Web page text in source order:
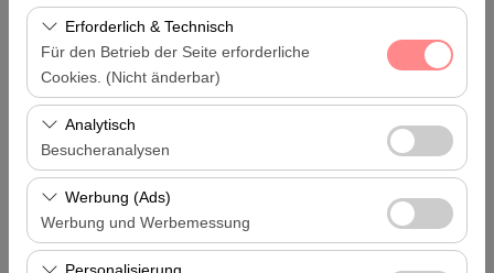
Erforderlich & Technisch
Für den Betrieb der Seite erforderliche
Cookies. (Nicht änderbar)
Diese Cookies sind für das ordnungsgemäße
Funktionieren der Website, die Sicherheit, die
Sitzungsverwaltung und grundlegende Funktionen
erforderlich. Sie können nicht deaktiviert werden.
Analytisch
Besucheranalysen
Diese Cookies ermöglichen es uns, zu analysieren, wie
unsere Website genutzt wird (Besucherzahl,
meistbesuchte Seiten, Nutzerverhalten). Diese Daten
werden verwendet, um die Leistung der Website zu
Werbung (Ads)
Werbung und Werbemessung
Diese Cookies ermöglichen es uns, Ihnen auf Ihre
Abholstation
Antalya Flughafen (AYT)
Eine andere Rückgabestation auswählen
Antalya Flughafen (AYT)
Abholdatum & Zeit
14:00
Rückgabedatum & Zeit
14:00